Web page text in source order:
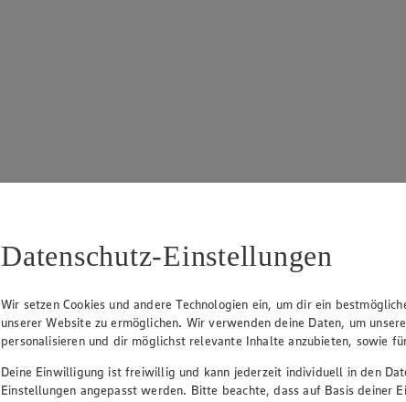
Datenschutz-Einstellungen
Wir setzen Cookies und andere Technologien ein, um dir ein
unserer Website zu ermöglichen. Wir verwenden deine Daten, um
personalisieren und dir möglichst relevante Inhalte anzubieten, sowie
Deine Einwilligung ist freiwillig und kann jederzeit individuell in den
Einstellungen angepasst werden. Bitte beachte, dass auf Basis deiner